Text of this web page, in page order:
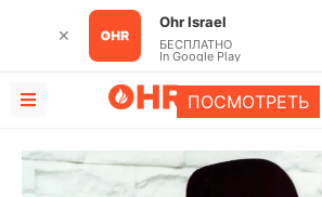
✕
Ohr Israel
БЕСПЛАТНО
In Google Play
ПОСМОТРЕТЬ